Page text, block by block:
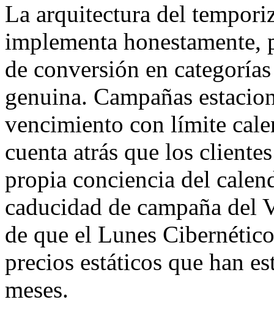
La arquitectura del
implementa
de conversión en
genuina. Campañas
vencimiento con límite
cuenta atrás que los
propia conciencia del
caducidad de campaña del
de que el Lunes
precios estáticos que han
meses.